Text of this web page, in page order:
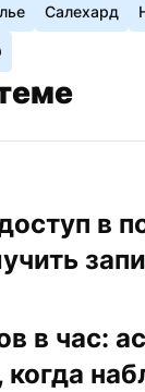
Салехард
в
в час:
когда